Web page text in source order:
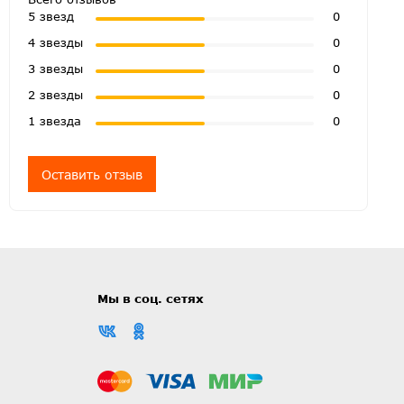
5 звезд
0
4 звезды
0
3 звезды
0
2 звезды
0
1 звезда
0
Оставить отзыв
Мы в соц. сетях